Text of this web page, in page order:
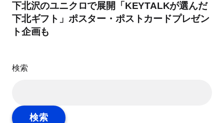
下北沢のユニクロで展開「KEYTALKが選んだ
下北ギフト」ポスター・ポストカードプレゼン
ト企画も
検索
検索